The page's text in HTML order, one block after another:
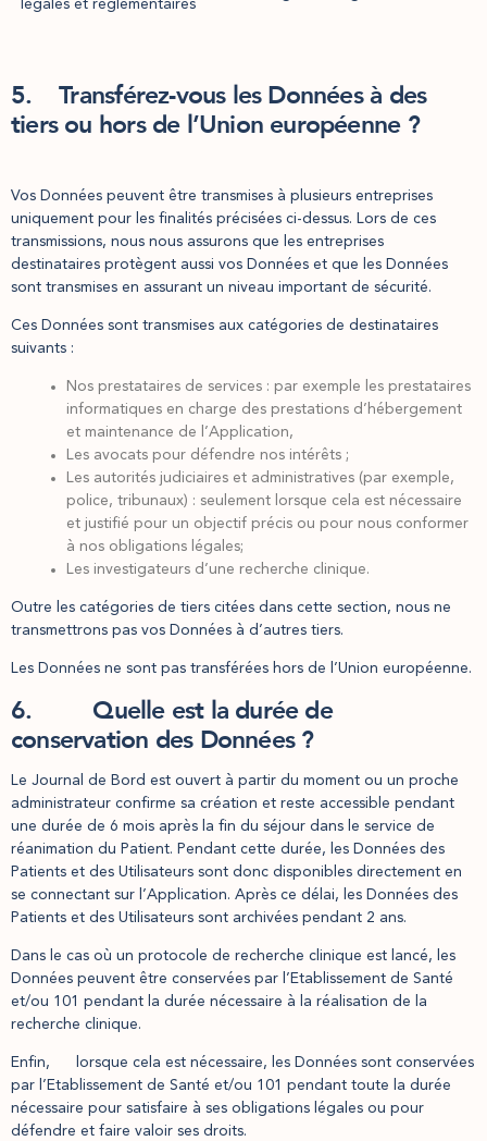
légales et règlementaires
5. Transférez-vous les Données à des
tiers ou hors de l’Union européenne ?
Vos Données peuvent être transmises à plusieurs entreprises
uniquement pour les finalités précisées ci-dessus. Lors de ces
transmissions, nous nous assurons que les entreprises
destinataires protègent aussi vos Données et que les Données
sont transmises en assurant un niveau important de sécurité.
Ces Données sont transmises aux catégories de destinataires
suivants :
Nos prestataires de services : par exemple les prestataires
informatiques en charge des prestations d’hébergement
et maintenance de l’Application,
Les avocats pour défendre nos intérêts ;
Les autorités judiciaires et administratives (par exemple,
police, tribunaux) : seulement lorsque cela est nécessaire
et justifié pour un objectif précis ou pour nous conformer
à nos obligations légales;
Les investigateurs d’une recherche clinique.
Outre les catégories de tiers citées dans cette section, nous ne
transmettrons pas vos Données à d’autres tiers.
Les Données ne sont pas transférées hors de l’Union européenne.
6. Quelle est la durée de
conservation des Données ?
Le Journal de Bord est ouvert à partir du moment ou un proche
administrateur confirme sa création et reste accessible pendant
une durée de 6 mois après la fin du séjour dans le service de
réanimation du Patient. Pendant cette durée, les Données des
Patients et des Utilisateurs sont donc disponibles directement en
se connectant sur l’Application. Après ce délai, les Données des
Patients et des Utilisateurs sont archivées pendant 2 ans.
Dans le cas où un protocole de recherche clinique est lancé, les
Données peuvent être conservées par l’Etablissement de Santé
et/ou 101 pendant la durée nécessaire à la réalisation de la
recherche clinique.
Enfin, lorsque cela est nécessaire, les Données sont conservées
par l’Etablissement de Santé et/ou 101 pendant toute la durée
nécessaire pour satisfaire à ses obligations légales ou pour
défendre et faire valoir ses droits.